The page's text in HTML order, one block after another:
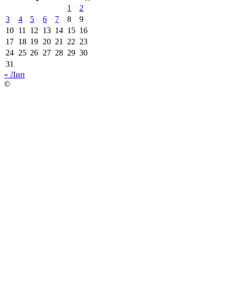
1
2
3
4 5 6 7 8
9
10 11 12 13 14 15 16
17 18 19 20 21 22 23
24 25 26 27 28 29 30
31
« Лип
©